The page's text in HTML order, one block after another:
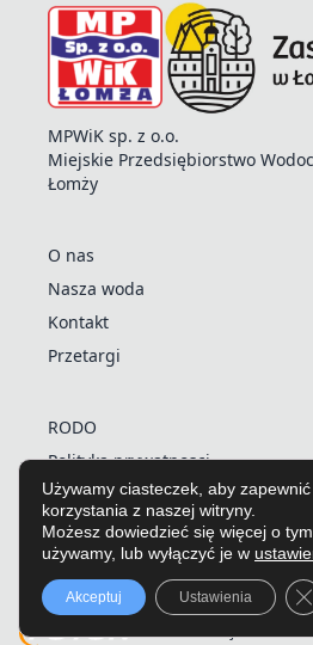
MPWiK sp. z o.o.
Miejskie Przedsiębiorstwo
Łomży
O nas
Nasza woda
Kontakt
Przetargi
RODO
Polityka prywatnosci
Polityka plików cookies
Deklaracja dostępności
Strona główna Strefa klienta O nas
InwestycjeKontakt
Używamy ciasteczek, aby
korzystania z naszej witryny.
Możesz dowiedzieć się więcej o
używamy, lub wyłączyć je w
Akceptuj Ustawienia